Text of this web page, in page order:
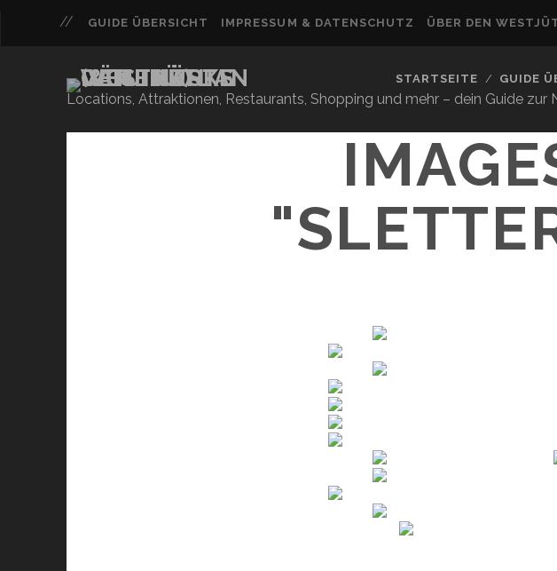
GUIDE ÜBERSICHT IMPRESSUM & DATENSCHUTZ ÜBER DEN
Locations, Attraktionen, Restaurants, Shopping und mehr – dein Guide zur
STARTSEITE GUIDE